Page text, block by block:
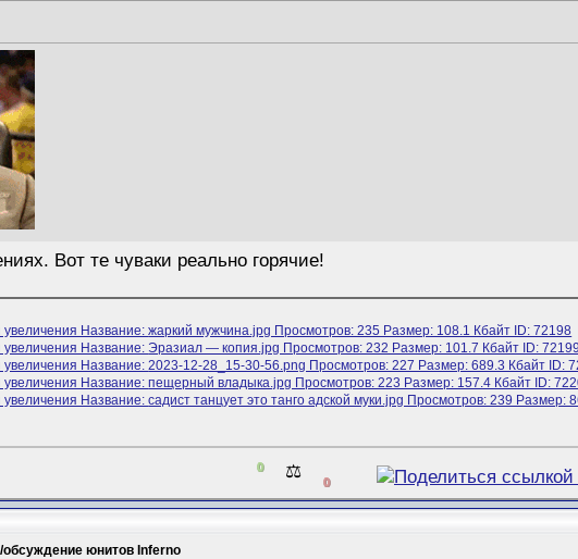
Вот те чуваки реально горячие!
0 ⚖️ 0
юнитов Inferno